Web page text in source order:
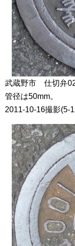
武蔵野市 仕切弁
管径は50mm。
2011-10-16撮影(5-